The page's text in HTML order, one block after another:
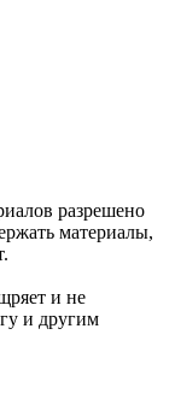
разрешено
материалы,
и не
и другим